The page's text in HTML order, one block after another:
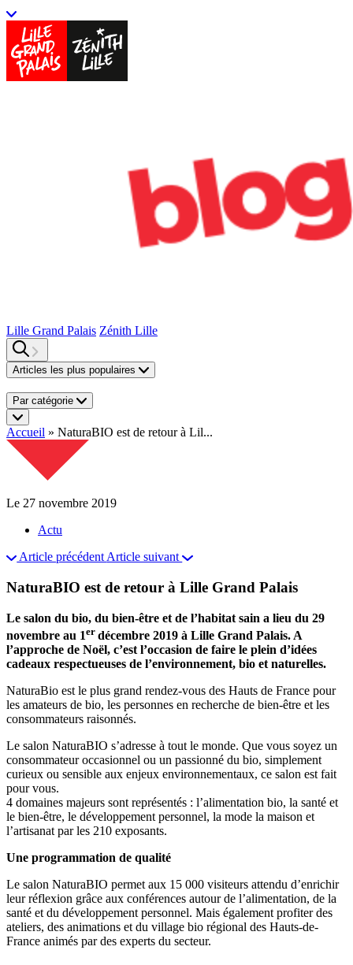
Lille Grand Palais Zénith Lille
Articles les plus populaires
Par catégorie
Accueil » NaturaBIO est de retour à Lil...
Le 27 novembre 2019
Actu
Article précédent Article suivant
NaturaBIO est de retour à Lille Grand Palais
Le salon du bio, du bien-être et de l’habitat sain a lieu du 29
novembre au 1er décembre 2019 à Lille Grand Palais. A
l’approche de Noël, c’est l’occasion de faire le plein d’idées
cadeaux respectueuses de l’environnement, bio et naturelles.
NaturaBio est le plus grand rendez-vous des Hauts de France pour
les amateurs de bio, les personnes en recherche de bien-être et les
consommateurs raisonnés.
Le salon NaturaBIO s’adresse à tout le monde. Que vous soyez un
consommateur occasionnel ou un passionné du bio, simplement
curieux ou sensible aux enjeux environnementaux, ce salon est fait
pour vous.
4 domaines majeurs sont représentés : l’alimentation bio, la santé et
le bien-être, le développement personnel, la mode la maison et
l’artisanat par les 210 exposants.
Une programmation de qualité
Le salon NaturaBIO permet aux 15 000 visiteurs attendu d’enrichir
leur réflexion grâce aux conférences autour de l’alimentation, de la
santé et du développement personnel. Mais également profiter des
ateliers, des animations et du village bio régional des Hauts-de-
France animés par des experts du secteur.